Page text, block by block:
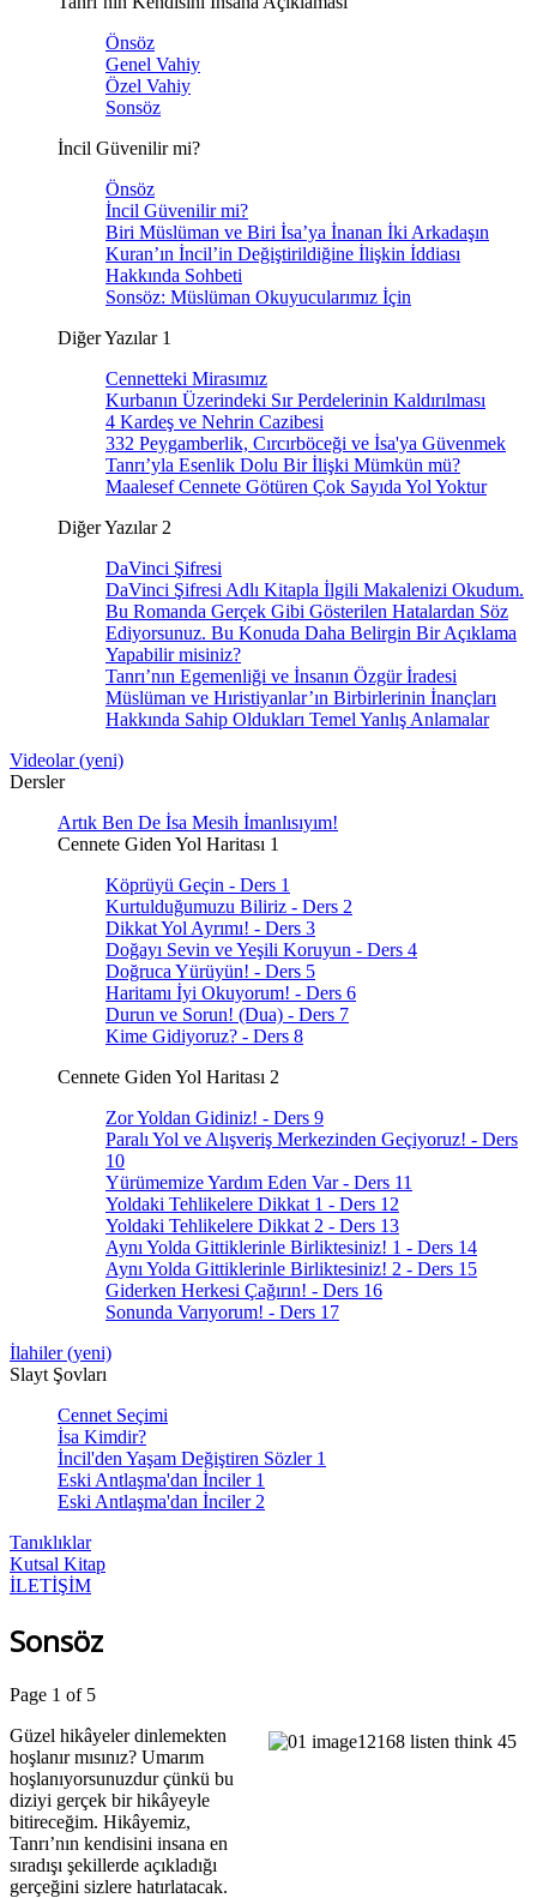
Önsöz
Genel Vahiy
Özel Vahiy
Sonsöz
İncil Güvenilir mi?
Önsöz
İncil Güvenilir mi?
Biri Müslüman ve Biri İsa’ya İnanan İki Arkadaşın
Kuran’ın İncil’in Değiştirildiğine İlişkin İddiası
Hakkında Sohbeti
Sonsöz: Müslüman Okuyucularımız İçin
Diğer Yazılar 1
Cennetteki Mirasımız
Kurbanın Üzerindeki Sır Perdelerinin Kaldırılması
4 Kardeş ve Nehrin Cazibesi
332 Peygamberlik, Cırcırböceği ve İsa'ya Güvenmek
Tanrı’yla Esenlik Dolu Bir İlişki Mümkün mü?
Maalesef Cennete Götüren Çok Sayıda Yol Yoktur
Diğer Yazılar 2
DaVinci Şifresi
DaVinci Şifresi Adlı Kitapla İlgili Makalenizi Okudum.
Bu Romanda Gerçek Gibi Gösterilen Hatalardan Söz
Ediyorsunuz. Bu Konuda Daha Belirgin Bir Açıklama
Yapabilir misiniz?
Tanrı’nın Egemenliği ve İnsanın Özgür İradesi
Müslüman ve Hıristiyanlar’ın Birbirlerinin İnançları
Hakkında Sahip Oldukları Temel Yanlış Anlamalar
Videolar (yeni)
Dersler
Artık Ben De İsa Mesih İmanlısıyım!
Cennete Giden Yol Haritası 1
Köprüyü Geçin - Ders 1
Kurtulduğumuzu Biliriz - Ders 2
Dikkat Yol Ayrımı! - Ders 3
Doğayı Sevin ve Yeşili Koruyun - Ders 4
Doğruca Yürüyün! - Ders 5
Haritamı İyi Okuyorum! - Ders 6
Durun ve Sorun! (Dua) - Ders 7
Kime Gidiyoruz? - Ders 8
Cennete Giden Yol Haritası 2
Zor Yoldan Gidiniz! - Ders 9
Paralı Yol ve Alışveriş Merkezinden Geçiyoruz! - Ders
10
Yürümemize Yardım Eden Var - Ders 11
Yoldaki Tehlikelere Dikkat 1 - Ders 12
Yoldaki Tehlikelere Dikkat 2 - Ders 13
Aynı Yolda Gittiklerinle Birliktesiniz! 1 - Ders 14
Aynı Yolda Gittiklerinle Birliktesiniz! 2 - Ders 15
Giderken Herkesi Çağırın! - Ders 16
Sonunda Varıyorum! - Ders 17
İlahiler (yeni)
Slayt Şovları
Cennet Seçimi
İsa Kimdir?
İncil'den Yaşam Değiştiren Sözler 1
Eski Antlaşma'dan İnciler 1
Eski Antlaşma'dan İnciler 2
Tanıklıklar
Kutsal Kitap
İLETİŞİM
Sonsöz
Page 1 of 5
Güzel hikâyeler dinlemekten
hoşlanır mısınız? Umarım
hoşlanıyorsunuzdur çünkü bu
diziyi gerçek bir hikâyeyle
bitireceğim. Hikâyemiz,
Tanrı’nın kendisini insana en
sıradışı şekillerde açıkladığı
gerçeğini sizlere hatırlatacak.